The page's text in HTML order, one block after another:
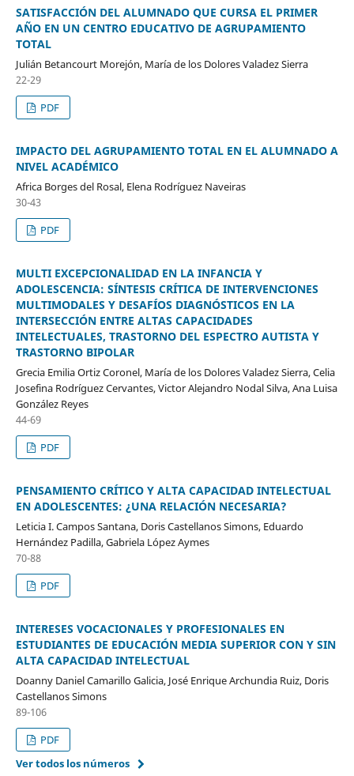
SATISFACCIÓN DEL ALUMNADO QUE CURSA EL PRIMER
AÑO EN UN CENTRO EDUCATIVO DE AGRUPAMIENTO
TOTAL
Julián Betancourt Morejón, María de los Dolores Valadez Sierra
22-29
PDF
IMPACTO DEL AGRUPAMIENTO TOTAL EN EL ALUMNADO A
NIVEL ACADÉMICO
Africa Borges del Rosal, Elena Rodríguez Naveiras
30-43
PDF
MULTI EXCEPCIONALIDAD EN LA INFANCIA Y
ADOLESCENCIA: SÍNTESIS CRÍTICA DE INTERVENCIONES
MULTIMODALES Y DESAFÍOS DIAGNÓSTICOS EN LA
INTERSECCIÓN ENTRE ALTAS CAPACIDADES
INTELECTUALES, TRASTORNO DEL ESPECTRO AUTISTA Y
TRASTORNO BIPOLAR
Grecia Emilia Ortiz Coronel, María de los Dolores Valadez Sierra, Celia
Josefina Rodríguez Cervantes, Victor Alejandro Nodal Silva, Ana Luisa
González Reyes
44-69
PDF
PENSAMIENTO CRÍTICO Y ALTA CAPACIDAD INTELECTUAL
EN ADOLESCENTES: ¿UNA RELACIÓN NECESARIA?
Leticia I. Campos Santana, Doris Castellanos Simons, Eduardo
Hernández Padilla, Gabriela López Aymes
70-88
PDF
INTERESES VOCACIONALES Y PROFESIONALES EN
ESTUDIANTES DE EDUCACIÓN MEDIA SUPERIOR CON Y SIN
ALTA CAPACIDAD INTELECTUAL
Doanny Daniel Camarillo Galicia, José Enrique Archundia Ruiz, Doris
Castellanos Simons
89-106
PDF
Ver todos los números